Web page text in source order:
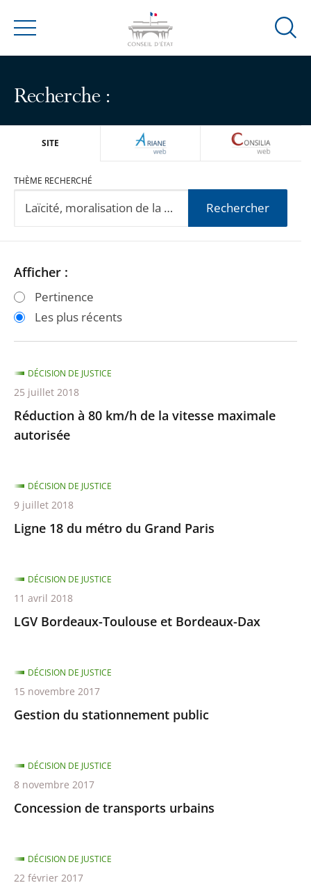
Menu
Ouvrir
Recherche :
SITE ARIANEWEB
THÈME RECHERCHÉ
Rechercher
Passer
les
filtres
après
Passer
les
filtres
avant
Afficher :
Pertinence
Les plus récents
Réduction à 80 km/h de la vitesse maximale
autorisée
DÉCISION DE JUSTICE
25 juillet 2018
Ligne 18 du métro du Grand Paris
DÉCISION DE JUSTICE
9 juillet 2018
LGV Bordeaux-Toulouse et Bordeaux-Dax
DÉCISION DE JUSTICE
11 avril 2018
Gestion du stationnement public
DÉCISION DE JUSTICE
15 novembre 2017
Concession de transports urbains
DÉCISION DE JUSTICE
8 novembre 2017
DÉCISION DE JUSTICE
22 février 2017